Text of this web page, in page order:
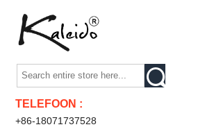

TELEFOON :
+86-18071737528